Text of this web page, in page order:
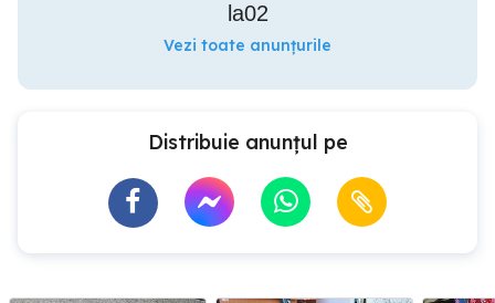
la02
Vezi toate anunțurile
Distribuie anunțul pe